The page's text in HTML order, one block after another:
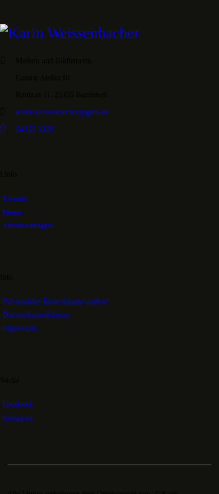
karin.weissenbacher@gmx.de
04123 3026
Kontakt
Presse
Veranstaltungen
Privatsphäre-Einstellungen ändern
Datenschutzerklärung
Impressum
Facebook
Instagram